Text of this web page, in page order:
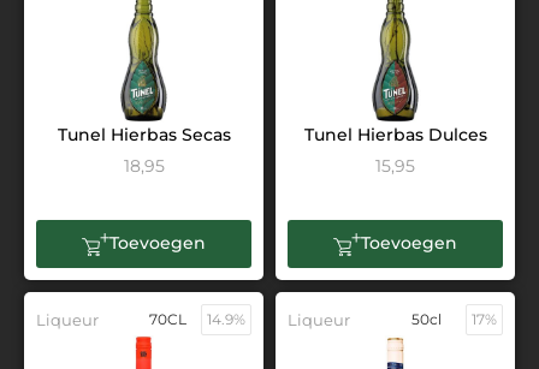
Tunel Hierbas Secas
18,95
Toevoegen
Tunel Hierbas Dulces
15,95
Toevoegen
Liqueur 70CL 14.9% Liqueur 50cl 17%